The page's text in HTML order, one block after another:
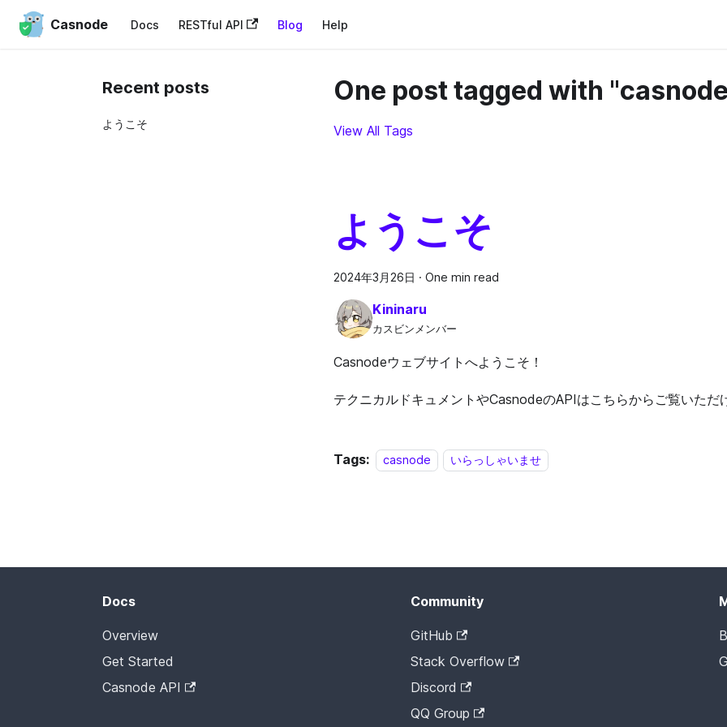
Casnode Docs RESTful API Blog Help
Recent posts
ようこそ
One post tagged with
View All Tags
ようこそ
2024年3月26日 · One min read
Kininaru
カスビンメンバー
Casnodeウェブサイトへようこそ！
テクニカルドキュメントやCasnodeのAPIはこちらからご覧いただ
Tags: casnode いらっしゃいませ
Docs
Overview
Get Started
Casnode API
Community
GitHub
Stack Overflow
Discord
QQ Group